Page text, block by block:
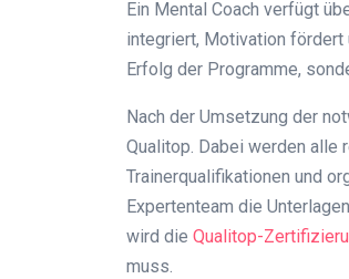
Ein Mental Coach verfügt
integriert, Motivation fördert
Erfolg der Programme,
Nach der Umsetzung der
Qualitop. Dabei werden alle
Trainerqualifikationen und
Expertenteam die
wird die Qualitop-
muss.